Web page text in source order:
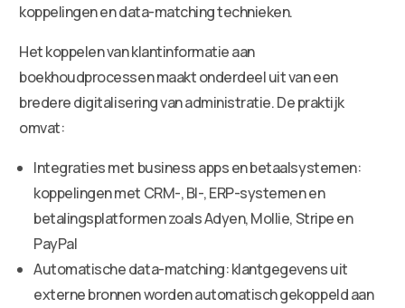
koppelingen en data-matching technieken.
Het koppelen van klantinformatie aan
boekhoudprocessen maakt onderdeel uit van een
bredere digitalisering van administratie. De praktijk
omvat:
Integraties met business apps en betaalsystemen:
koppelingen met CRM-, BI-, ERP-systemen en
betalingsplatformen zoals Adyen, Mollie, Stripe en
PayPal
Automatische data-matching: klantgegevens uit
externe bronnen worden automatisch gekoppeld aan